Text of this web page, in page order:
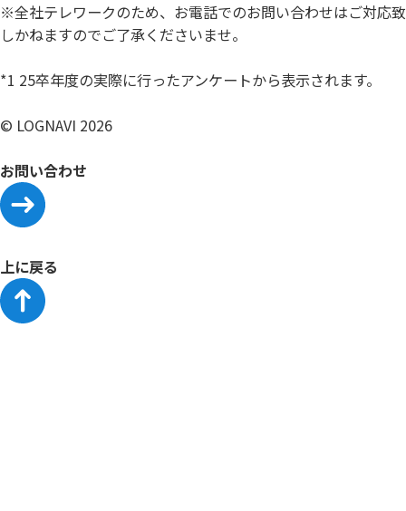
※全社テレワークのため、お電話でのお問い合わせはご対応致
しかねますのでご了承くださいませ。
*1 25卒年度の実際に行ったアンケートから表示されます。
© LOGNAVI 2026
お問い合わせ
上に戻る